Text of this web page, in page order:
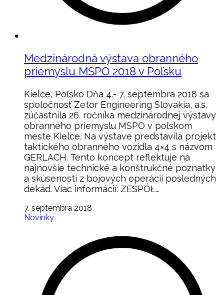
Medzinárodná výstava obranného
priemyslu MSPO 2018 v Poľsku
Kielce, Poľsko Dňa 4.- 7. septembra 2018 sa
spoločnosť Zetor Engineering Slovakia, a.s.
zúčastnila 26. ročníka medzinárodnej výstavy
obranného priemyslu MSPO v poľskom
meste Kielce. Na výstave predstavila projekt
taktického obranného vozidla 4×4 s názvom
GERLACH. Tento koncept reflektuje na
najnovšie technické a konštrukčné poznatky
a skúsenosti z bojových operácií posledných
dekád. Viac informácií: ZESPÓŁ…
7. septembra 2018
Novinky